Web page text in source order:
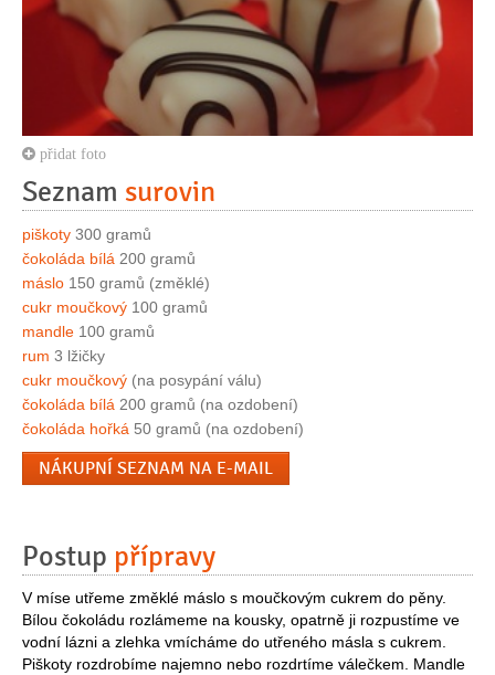
přidat foto
Seznam surovin
piškoty 300 gramů
čokoláda bílá 200 gramů
máslo 150 gramů (změklé)
cukr moučkový 100 gramů
mandle 100 gramů
rum 3 lžičky
cukr moučkový (na posypání válu)
čokoláda bílá 200 gramů (na ozdobení)
čokoláda hořká 50 gramů (na ozdobení)
NÁKUPNÍ SEZNAM NA E-MAIL
Postup přípravy
V míse utřeme změklé máslo s moučkovým cukrem do pěny.
Bílou čokoládu rozlámeme na kousky, opatrně ji rozpustíme ve
vodní lázni a zlehka vmícháme do utřeného másla s cukrem.
Piškoty rozdrobíme najemno nebo rozdrtíme válečkem. Mandle